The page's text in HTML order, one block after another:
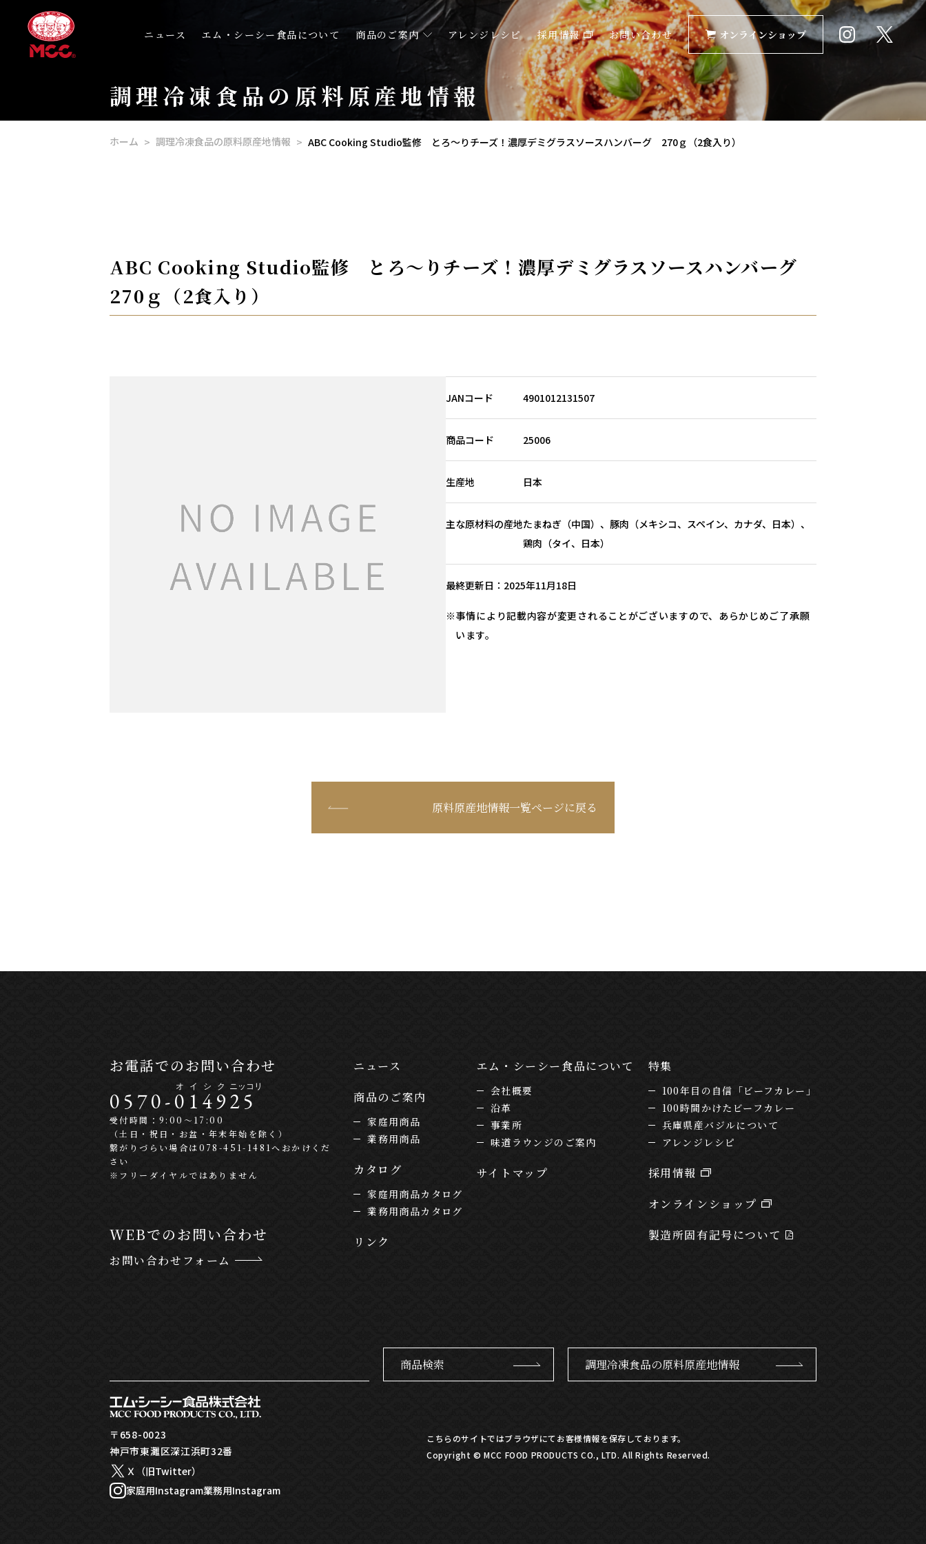
ニュース エム・シーシー食品について 商品のご案内 アレンジレシピ 採用情報 お問い合わせ オンラインショップ
調理冷凍食品の原料原産地情報
ホーム 調理冷凍食品の原料原産地情報 ABC Cooking Studio監修 とろ～りチーズ！濃厚デミグラスソースハンバーグ 270ｇ（2食入り）
ABC Cooking Studio監修 とろ～りチーズ！濃厚デミグラスソースハンバーグ
270ｇ（2食入り）
JANコード 4901012131507
商品コード 25006
生産地 日本
主な原材料の産地たまねぎ（中国）、豚肉（メキシコ、スペイン、カナダ、日本）、
鶏肉（タイ、日本）
最終更新日 2025年11月18日
事情により記載内容が変更されることがございますので、あらかじめご了承願
います。
原料原産地情報一覧ページに戻る
お電話でのお問い合わせ
0570-0 1 4925
受付時間：9:00〜17:00
（土日・祝日・お盆・年末年始を除く）
繋がりづらい場合は078-451-1481へおかけくだ
さい
※フリーダイヤルではありません
WEBでのお問い合わせ
お問い合わせフォーム
ニュース
商品のご案内
家庭用商品
業務用商品
カタログ
家庭用商品カタログ
業務用商品カタログ
リンク
エム・シーシー食品について
会社概要
沿革
事業所
味道ラウンジのご案内
サイトマップ
特集
100年目の自信「ビーフカレー」
100時間かけたビーフカレー
兵庫県産バジルについて
アレンジレシピ
採用情報
オンラインショップ
製造所固有記号について
商品検索 調理冷凍食品の原料原産地情報
〒658-0023
神戸市東灘区深江浜町32番
Ｘ（旧Twitter）
家庭用Instagram業務用Instagram
こちらのサイトではブラウザにてお客様情報を保存しております。
Copyright © MCC FOOD PRODUCTS CO., LTD. All Rights Reserved.